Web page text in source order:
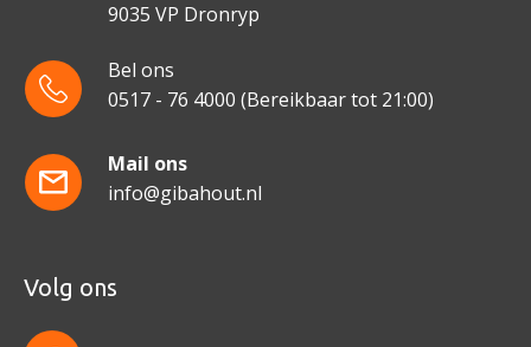
9035 VP Dronryp
Bel ons
0517 - 76 4000 (Bereikbaar tot 21:00)
Mail ons
info@gibahout.nl
Volg ons